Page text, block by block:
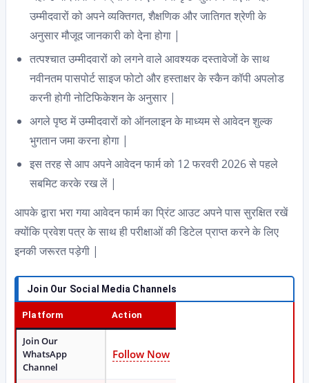
उम्मीदवारों को अपने व्यक्तिगत, शैक्षणिक और जातिगत श्रेणी के
अनुसार मौजूद जानकारी को देना होगा |
तत्पश्चात उम्मीदवारों को लगने वाले आवश्यक दस्तावेजों के साथ
नवीनतम पासपोर्ट साइज फोटो और हस्ताक्षर के स्कैन कॉपी अपलोड
करनी होगी नोटिफिकेशन के अनुसार |
अगले पृष्ठ में उम्मीदवारों को ऑनलाइन के माध्यम से आवेदन शुल्क
भुगतान जमा करना होगा |
इस तरह से आप अपने आवेदन फार्म को 12 फरवरी 2026 से पहले
सबमिट करके रख लें |
आपके द्वारा भरा गया आवेदन फार्म का प्रिंट आउट अपने पास सुरक्षित रखें
क्योंकि प्रवेश पत्र के साथ ही परीक्षाओं की डिटेल प्राप्त करने के लिए
इनकी जरूरत पड़ेगी |
Join Our Social Media Channels
Platform Action
Join Our
WhatsApp
Channel
Follow Now